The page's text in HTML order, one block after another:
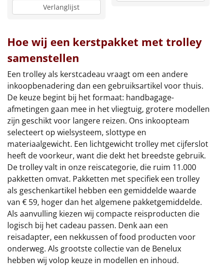
Verlanglijst
Hoe wij een kerstpakket met trolley
samenstellen
Een trolley als kerstcadeau vraagt om een andere
inkoopbenadering dan een gebruiksartikel voor thuis.
De keuze begint bij het formaat: handbagage-
afmetingen gaan mee in het vliegtuig, grotere modellen
zijn geschikt voor langere reizen. Ons inkoopteam
selecteert op wielsysteem, slottype en
materiaalgewicht. Een lichtgewicht trolley met cijferslot
heeft de voorkeur, want die dekt het breedste gebruik.
De trolley valt in onze reiscategorie, die ruim 11.000
pakketten omvat. Pakketten met specifiek een trolley
als geschenkartikel hebben een gemiddelde waarde
van € 59, hoger dan het algemene pakketgemiddelde.
Als aanvulling kiezen wij compacte reisproducten die
logisch bij het cadeau passen. Denk aan een
reisadapter, een nekkussen of food producten voor
onderweg. Als grootste collectie van de Benelux
hebben wij volop keuze in modellen en inhoud.